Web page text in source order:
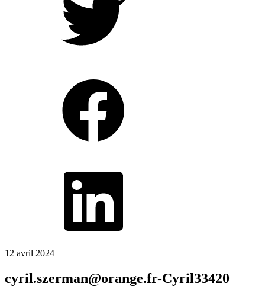
12 avril 2024
cyril.szerman@orange.fr-Cyril33420